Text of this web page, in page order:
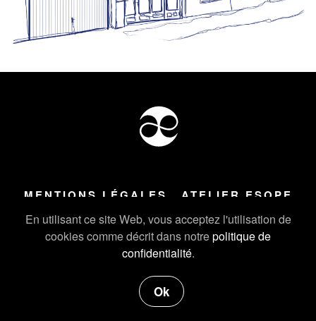
En utilisant ce site Web, vous acceptez l'utilisation de
cookies comme décrit dans notrepolitique de
confidentialité.
Ok
MENTIONS LÉGALES ATELIER ESOPE